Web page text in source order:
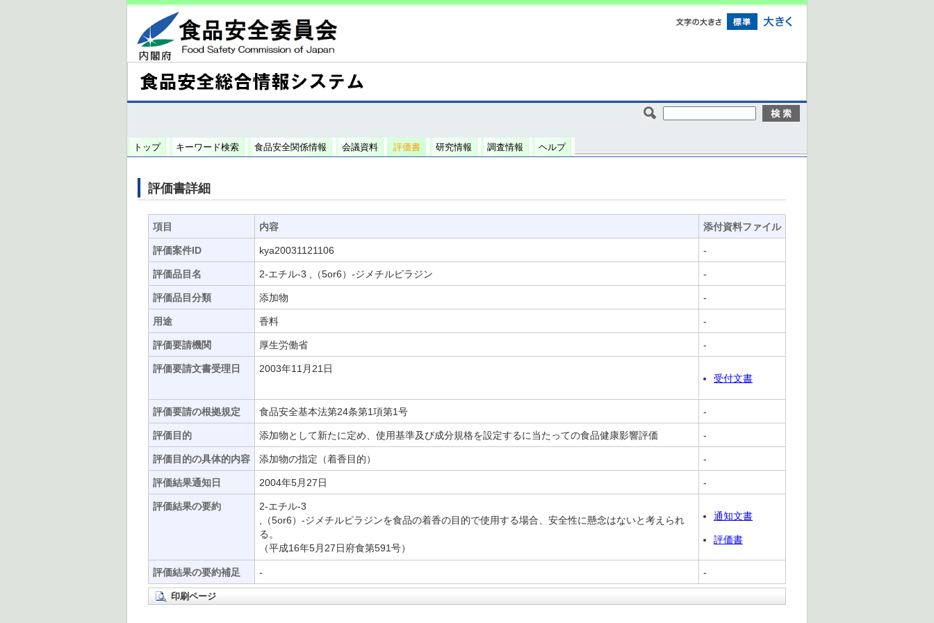
トップ キーワード検索 食品安全関係情報 会議資料 評価書 研究情報 調査情報 ヘルプ
評価書詳細
項目 内容 添付資料ファイル
評価案件ID kya20031121106 -
評価品目名 2-エチル-3 ,（5or6）-ジメチルピラジン -
評価品目分類 添加物 -
用途 香料 -
評価要請機関 厚生労働省 -
評価要請文書受理日
2003年11月21日
受付文書
評価要請の根拠規定 食品安全基本法第24条第1項第1号 -
評価目的 添加物として新たに定め、使用基準及び成分規格を設定するに当たっての食品健康影響評価 -
評価目的の具体的内容 添加物の指定（着香目的） -
評価結果通知日 2004年5月27日 -
評価結果の要約
2-エチル-3
,（5or6）-ジメチルピラジンを食品の着香の目的で使用する場合、安全性に懸念はないと考えられ
る。
（平成16年5月27日府食第591号）
通知文書
評価書
評価結果の要約補足 - -
印刷ページ